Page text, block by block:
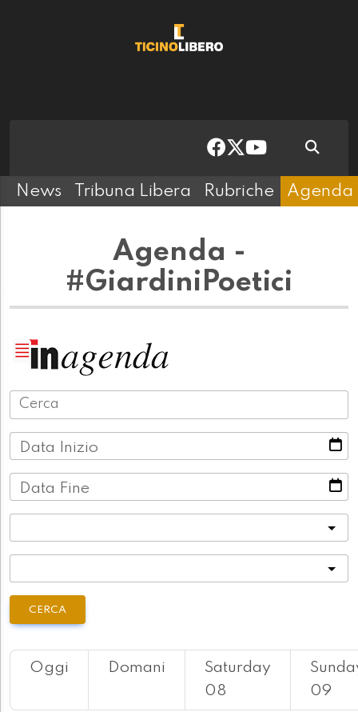
News Tribuna Libera Rubriche Agenda
Agenda -
#GiardiniPoetici
Data Inizio
Data Fine
CERCA
Oggi Domani
Saturday
08
09